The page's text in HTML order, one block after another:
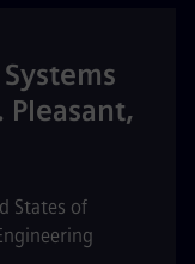
Pleasant,
States of